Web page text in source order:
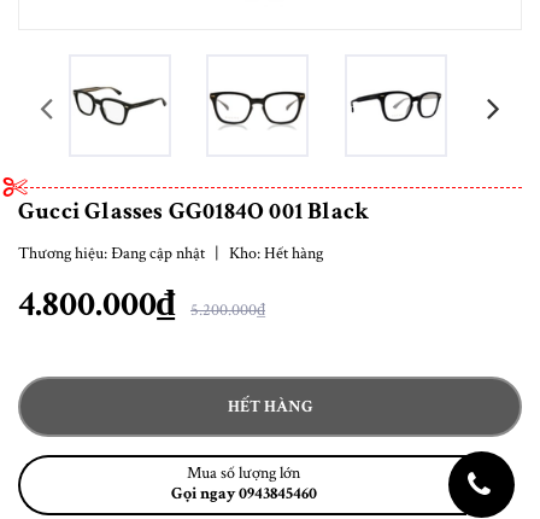
prev
Gucci Glasses GG0184O 001 Black
Thương hiệu:Đang cập nhật Kho:Hết hàng
4.800.000₫ 5.200.000₫
HẾT HÀNG
Mua số lượng lớn
Gọi ngay 0943845460